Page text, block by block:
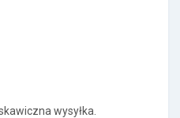
wysyłka.